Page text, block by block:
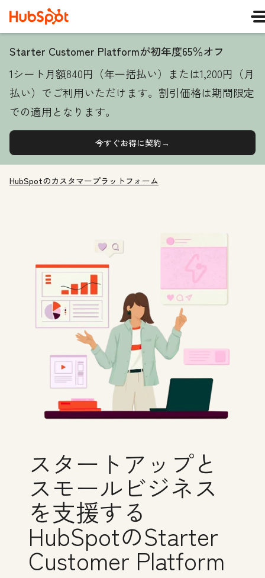
Starter Customer Platformが初年度65％オフ
1シート月額840円（年一括払い）または1,200円（月
払い）でご利用いただけます。割引価格は期間限定
での適用となります。
今すぐお得に契約→
HubSpotのカスタマープラットフォーム
スタートアップと
スモールビジネス
を支援する
HubSpotのStarter
Customer Platform